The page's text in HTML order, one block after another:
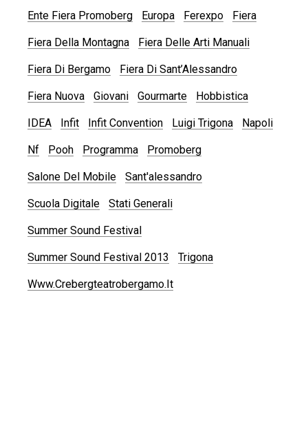
Ente Fiera Promoberg Europa Ferexpo Fiera
Fiera Della Montagna Fiera Delle Arti Manuali
Fiera Di Bergamo Fiera Di Sant’Alessandro
Fiera Nuova Giovani Gourmarte Hobbistica
IDEA Infit Infit Convention Luigi Trigona Napoli
Nf Pooh Programma Promoberg
Salone Del Mobile Sant'alessandro
Scuola Digitale Stati Generali
Summer Sound Festival
Summer Sound Festival 2013 Trigona
Www.crebergteatrobergamo.it